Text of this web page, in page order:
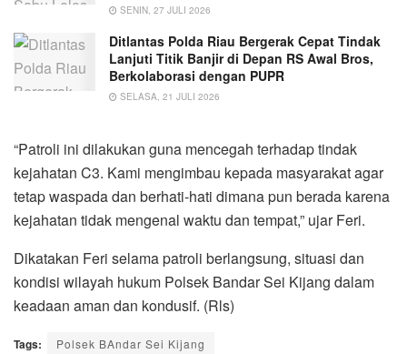
SENIN, 27 JULI 2026
Ditlantas Polda Riau Bergerak Cepat Tindak
Lanjuti Titik Banjir di Depan RS Awal Bros,
Berkolaborasi dengan PUPR
SELASA, 21 JULI 2026
“Patroli ini dilakukan guna mencegah terhadap tindak
kejahatan C3. Kami mengimbau kepada masyarakat agar
tetap waspada dan berhati-hati dimana pun berada karena
kejahatan tidak mengenal waktu dan tempat,” ujar Feri.
Dikatakan Feri selama patroli berlangsung, situasi dan
kondisi wilayah hukum Polsek Bandar Sei Kijang dalam
keadaan aman dan kondusif. (Rls)
Tags: Polsek BAndar Sei Kijang